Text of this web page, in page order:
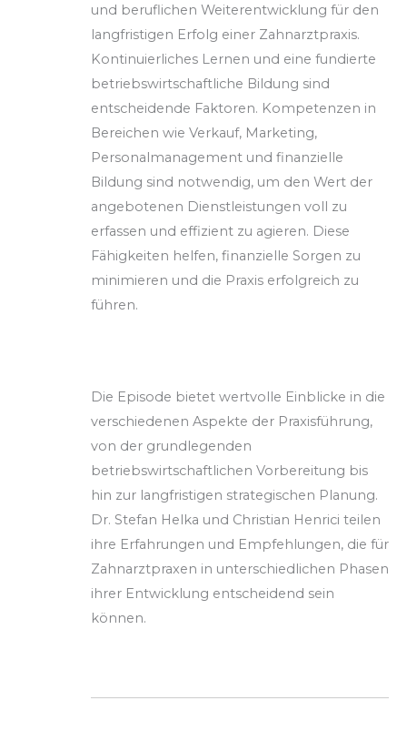
und beruflichen Weiterentwicklung für den
langfristigen Erfolg einer Zahnarztpraxis.
Kontinuierliches Lernen und eine fundierte
betriebswirtschaftliche Bildung sind
entscheidende Faktoren. Kompetenzen in
Bereichen wie Verkauf, Marketing,
Personalmanagement und finanzielle
Bildung sind notwendig, um den Wert der
angebotenen Dienstleistungen voll zu
erfassen und effizient zu agieren. Diese
Fähigkeiten helfen, finanzielle Sorgen zu
minimieren und die Praxis erfolgreich zu
führen.
Die Episode bietet wertvolle Einblicke in die
verschiedenen Aspekte der Praxisführung,
von der grundlegenden
betriebswirtschaftlichen Vorbereitung bis
hin zur langfristigen strategischen Planung.
Dr. Stefan Helka und Christian Henrici teilen
ihre Erfahrungen und Empfehlungen, die für
Zahnarztpraxen in unterschiedlichen Phasen
ihrer Entwicklung entscheidend sein
können.